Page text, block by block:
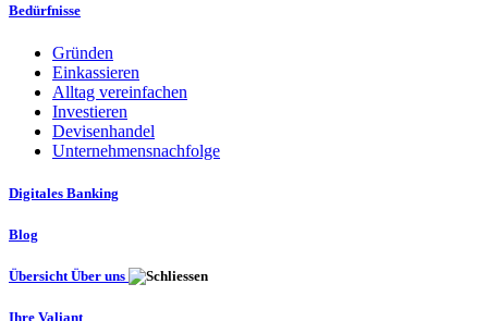
Bedürfnisse
Gründen
Einkassieren
Alltag vereinfachen
Investieren
Devisenhandel
Unternehmensnachfolge
Digitales Banking
Blog
Übersicht Über uns
Ihre Valiant